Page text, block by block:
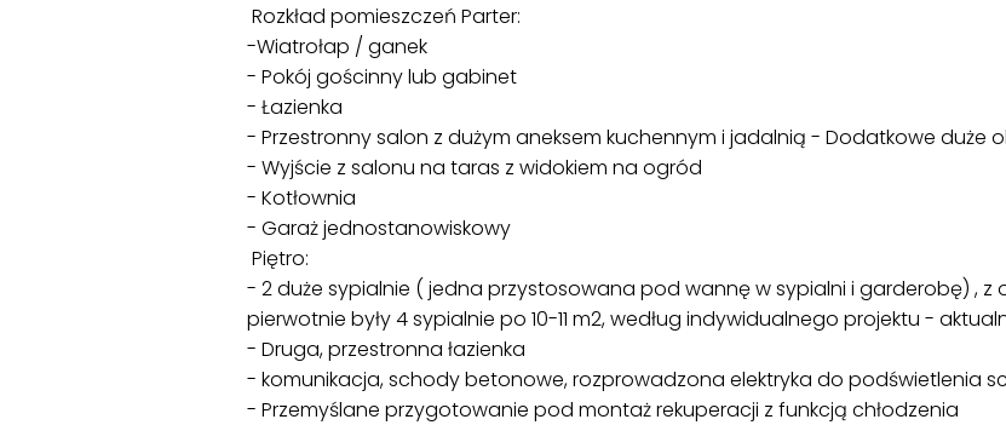
Rozkład pomieszczeń Parter:
-Wiatrołap / ganek
- Pokój gościnny lub gabinet
- Łazienka
- Przestronny salon z dużym aneksem kuchennym i jadalnią - Dodatkowe duże
- Wyjście z salonu na taras z widokiem na ogród
- Kotłownia
- Garaż jednostanowiskowy
Piętro:
- 2 duże sypialnie ( jedna przystosowana pod wannę w sypialni i garderobę) ,
pierwotnie były 4 sypialnie po 10-11 m2, według indywidualnego projektu -
- Druga, przestronna łazienka
- komunikacja, schody betonowe, rozprowadzona elektryka do podświetlenia
- Przemyślane przygotowanie pod montaż rekuperacji z funkcją chłodzenia